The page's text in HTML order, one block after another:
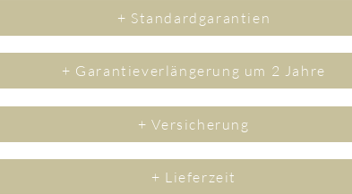
+ Standardgarantien
+ Garantieverlängerung um 2 Jahre
+ Versicherung
+ Lieferzeit